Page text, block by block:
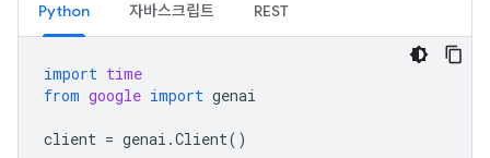
Python 자바스크립트 REST
import time
from google import genai
client = genai .Client()